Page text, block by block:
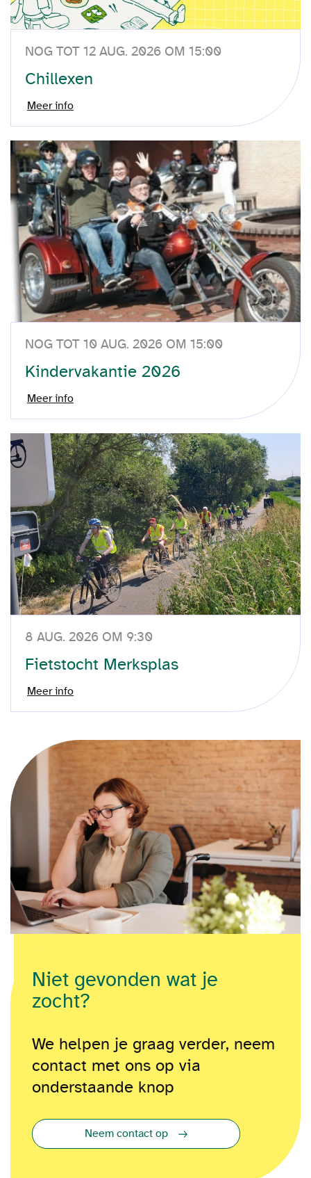
NOG TOT 12 AUG. 2026 OM 15:00
Chillexen
Meer info
NOG TOT 10 AUG. 2026 OM 15:00
Kindervakantie 2026
Meer info
8 AUG. 2026 OM 9:30
Fietstocht Merksplas
Meer info
Niet gevonden wat je
zocht?
We helpen je graag verder, neem
contact met ons op via
onderstaande knop
Neem contact op